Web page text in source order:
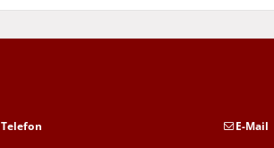
Telefon E-Mail